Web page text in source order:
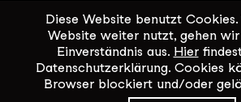
Diese Website benutzt Cookies.
Website weiter nutzt, gehen
Einverständnis aus. Hier
Datenschutzerklärung. Cookies
Browser blockiert und/oder